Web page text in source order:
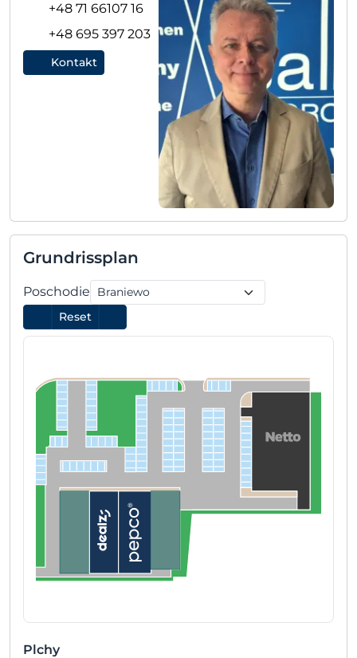
+48 71 66107 16
+48 695 397 203
Kontakt
Grundrissplan
Poschodie
Reset
Plchy